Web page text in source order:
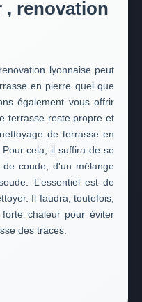
, renovation
lyonnaise peut
en pierre quel que
également vous offrir
terrasse reste propre et
de terrasse en
cela, il suffira de se
de coude, d'un mélange
L’essentiel est de
Il faudra, toutefois,
chaleur pour éviter
des traces.